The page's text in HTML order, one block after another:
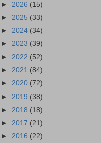
► 2026 (15)
► 2025 (33)
► 2024 (34)
► 2023 (39)
► 2022 (52)
► 2021 (84)
► 2020 (72)
► 2019 (38)
► 2018 (18)
► 2017 (21)
► 2016 (22)